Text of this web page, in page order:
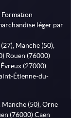
léger par
Manche (50),
Rouen (76000)
(27000)
Étienne-du-
Manche (50), Orne
(76000) Caen